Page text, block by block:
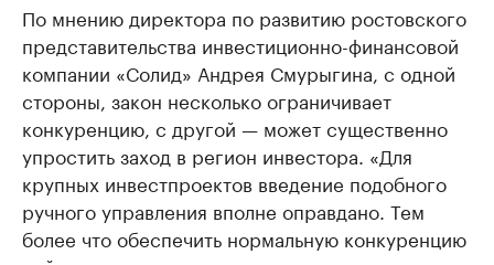
По мнению директора по развитию ростовского
представительства инвестиционно-финансовой
компании «Солид» Андрея Смурыгина, с одной
стороны, закон несколько ограничивает
конкуренцию, с другой — может существенно
упростить заход в регион инвестора. «Для
крупных инвестпроектов введение подобного
ручного управления вполне оправдано. Тем
более что обеспечить нормальную конкуренцию